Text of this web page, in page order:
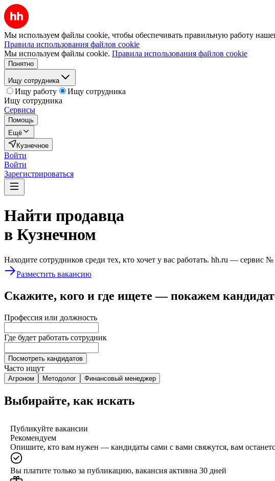
Мы используем файлы cookie, чтобы обеспечивать правильную работу
Правила использования файлов cookie
Мы используем файлы cookie. Правила использования файлов cookie
Понятно
Ищу сотрудника
Ищу работу
Ищу сотрудника
Ищу сотрудника
Сервисы
Помощь
Ещё
Кузнечное
Войти
Войти
Зарегистрироваться
Найти продавца
в Кузнечном
Находите сотрудников среди тех, кто хочет у вас работать. hh.ru — сервис №
Разместить вакансию
Скажите, кого и где ищете — покажем
Профессия или должность
Где будет работать сотрудник
Посмотреть кандидатов
Часто ищут
Агроном Методолог Финансовый менеджер
Выбирайте, как искать
Публикуйте вакансии
Рекомендуем
Опишите, кто вам нужен — кандидаты сами с вами свяжутся, вам
Вы платите только за публикацию, вакансия активна 30 дней